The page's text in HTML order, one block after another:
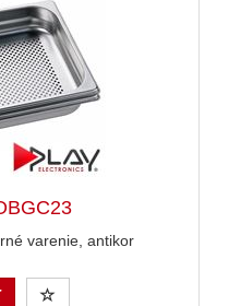
varenie, antikor